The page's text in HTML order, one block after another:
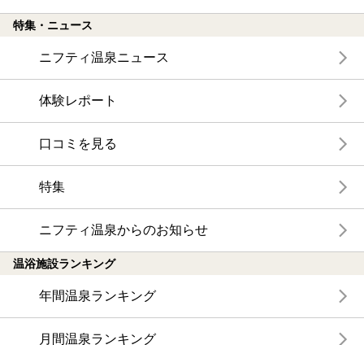
特集・ニュース
ニフティ温泉ニュース
体験レポート
口コミを見る
特集
ニフティ温泉からのお知らせ
温浴施設ランキング
年間温泉ランキング
月間温泉ランキング